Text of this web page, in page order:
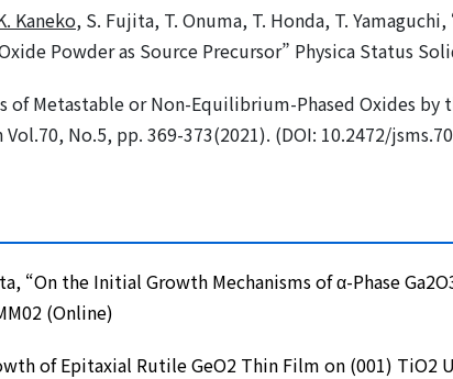
Kaneko, S. Fujita, T. Onuma, T. Honda, T.
Powder as Source Precursor” Physica Status
of Metastable or Non-Equilibrium-Phased Oxides by
No.5, pp. 369-373(2021). (DOI: 10.2472/
“On the Initial Growth Mechanisms of α-Phase
(Online)
of Epitaxial Rutile GeO2 Thin Film on (001) TiO2